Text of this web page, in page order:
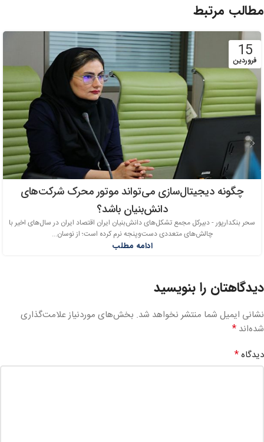
مطالب مرتبط
15
فروردین
چگونه دیجیتال‌سازی می‌تواند موتور محرک شرکت‌های
دانش‌بنیان باشد؟
سحر بنکدارپور - دبیرکل مجمع تشکل‌های دانش‌بنیان ایران اقتصاد ایران در سال‌های اخیر با
چالش‌های متعددی دست‌وپنجه نرم کرده است؛ از نوسان...
ادامه مطلب
دیدگاهتان را بنویسید
نشانی ایمیل شما منتشر نخواهد شد. بخش‌های موردنیاز علامت‌گذاری
شده‌اند *
دیدگاه*